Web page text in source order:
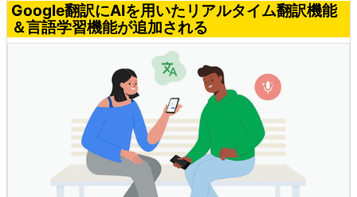
Google翻訳にAIを用いたリアルタイム翻訳機能
＆言語学習機能が追加される